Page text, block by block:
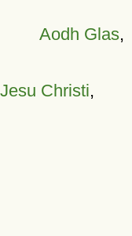
Aodh Glas,
Christi,